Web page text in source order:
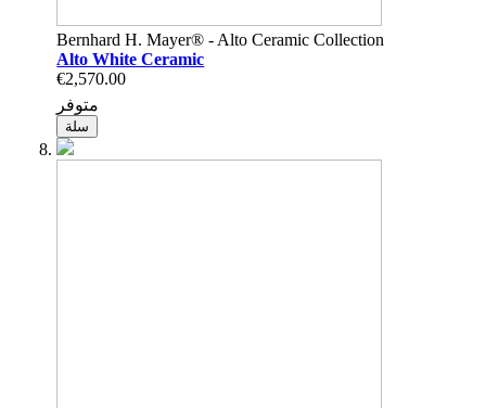
Bernhard H. Mayer® - Alto Ceramic Collection
Alto White Ceramic
€2,570.00
متوفر
سلة